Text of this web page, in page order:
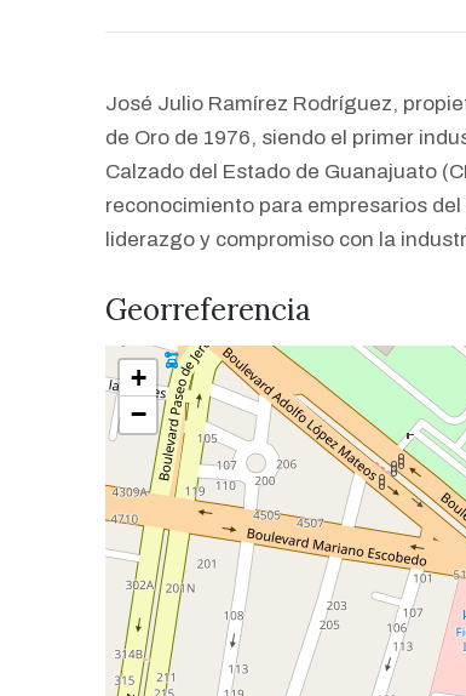
José Julio Ramírez Rodríguez,
de Oro de 1976, siendo el primer
Calzado del Estado de Guanajuato
reconocimiento para empresarios
liderazgo y compromiso con la
Georreferencia
+
−